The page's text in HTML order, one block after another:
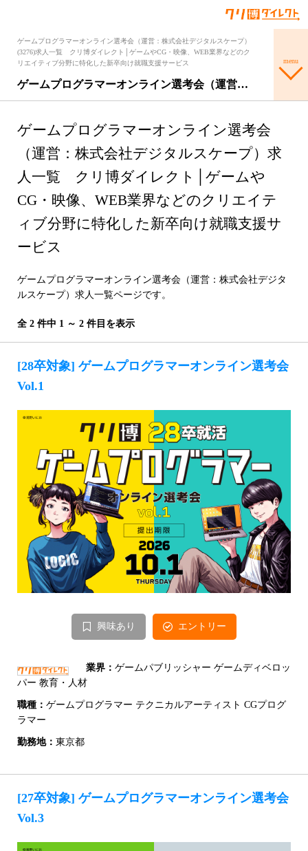
ゲームプログラマーオンライン選考会（運営：株式会社デジタルスケープ）
(3276)求人一覧 クリ博ダイレクト│ゲームやCG・映像、WEB業界などのク
リエイティブ分野に特化した新卒向け就職支援サービス
ゲームプログラマーオンライン選考会（運営…
menu
ゲームプログラマーオンライン選考会
（運営：株式会社デジタルスケープ）求
人一覧 クリ博ダイレクト│ゲームや
CG・映像、WEB業界などのクリエイテ
ィブ分野に特化した新卒向け就職支援サ
ービス
ゲームプログラマーオンライン選考会（運営：株式会社デジタ
ルスケープ）求人一覧ページです。
全 2 件中 1 ～ 2 件目を表示
[28卒対象] ゲームプログラマーオンライン選考会
Vol.1
興味あり エントリー
業界： ゲームパブリッシャー ゲームディベロッ
パー 教育・人材
職種： ゲームプログラマー テクニカルアーティスト CGプログ
ラマー
勤務地： 東京都
[27卒対象] ゲームプログラマーオンライン選考会
Vol.3